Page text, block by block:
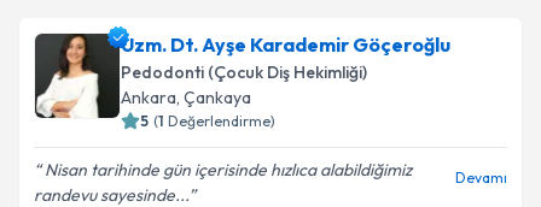
Uzm. Dt. Selin Bilgin Özdemiriçin randevu takvimi
talebi oluşturun. Size bu uzmandan randevu almanız
için bir takvim hazırlandığında e-posta ile
bilgilendireceğiz.
E-posta Adresiniz
Uzm. Dt. Ayşe Karademir Göçeroğlu
Pedodonti (Çocuk Diş Hekimliği)
Ankara, Çankaya
5 (1 Değerlendirme)
Nisan tarihinde gün içerisinde hızlıca alabildiğimiz
randevu sayesinde...
Devamı